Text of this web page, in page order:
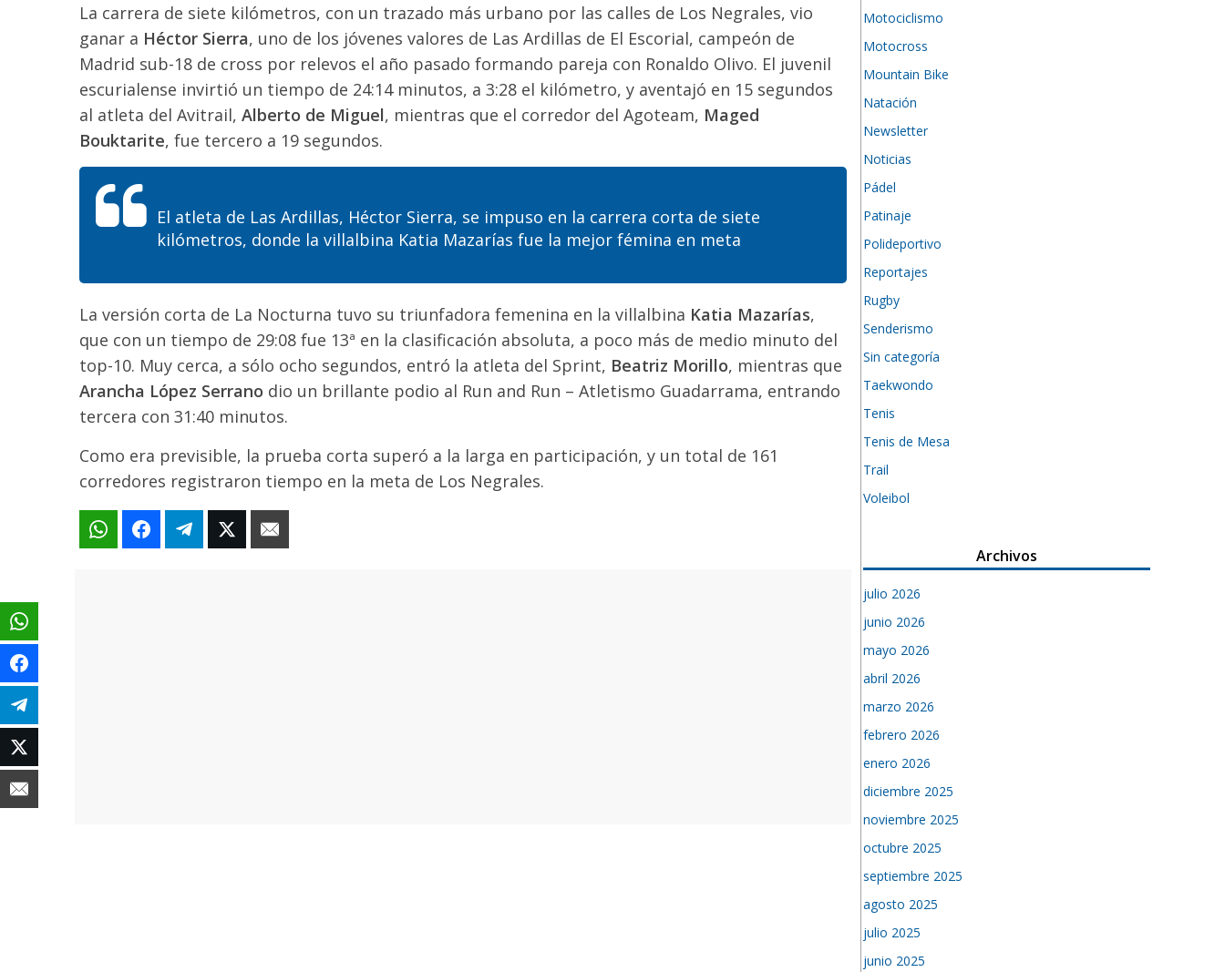
La carrera de siete kilómetros, con un trazado más urbano por las calles de Los Negrales, vio
ganar a Héctor Sierra, uno de los jóvenes valores de Las Ardillas de El Escorial, campeón de
Madrid sub-18 de cross por relevos el año pasado formando pareja con Ronaldo Olivo. El juvenil
escurialense invirtió un tiempo de 24:14 minutos, a 3:28 el kilómetro, y aventajó en 15 segundos
al atleta del Avitrail, Alberto de Miguel, mientras que el corredor del Agoteam, Maged
Bouktarite, fue tercero a 19 segundos.
El atleta de Las Ardillas, Héctor Sierra, se impuso en la carrera corta de siete
kilómetros, donde la villalbina Katia Mazarías fue la mejor fémina en meta
La versión corta de La Nocturna tuvo su triunfadora femenina en la villalbina Katia Mazarías,
que con un tiempo de 29:08 fue 13ª en la clasificación absoluta, a poco más de medio minuto del
top-10. Muy cerca, a sólo ocho segundos, entró la atleta del Sprint, Beatriz Morillo, mientras que
Arancha López Serrano dio un brillante podio al Run and Run – Atletismo Guadarrama, entrando
tercera con 31:40 minutos.
Como era previsible, la prueba corta superó a la larga en participación, y un total de 161
corredores registraron tiempo en la meta de Los Negrales.
Motociclismo
Motocross
Mountain Bike
Natación
Newsletter
Noticias
Pádel
Patinaje
Polideportivo
Reportajes
Rugby
Senderismo
Sin categoría
Taekwondo
Tenis
Tenis de Mesa
Trail
Voleibol
Archivos
julio 2026
junio 2026
mayo 2026
abril 2026
marzo 2026
febrero 2026
enero 2026
diciembre 2025
noviembre 2025
octubre 2025
septiembre 2025
agosto 2025
julio 2025
junio 2025